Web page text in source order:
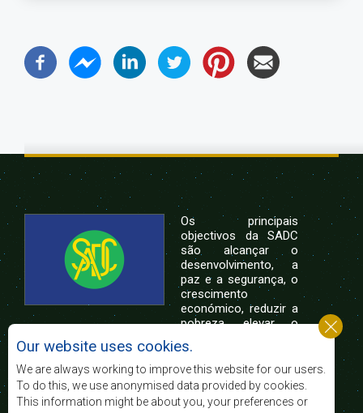
Os principais
objectivos da SADC
são alcançar o
desenvolvimento, a
paz e a segurança, o
crescimento
económico, reduzir a
pobreza, elevar o
nível e a qualidade de vida das populações da
África Austral, e apoiar as camadas sociais
desfavorecidas mediante a integração regional,
assente nos princípios democráticos e no
desenvolvimento equitativo e sustentável.
Our website uses cookies.
We are always working to improve this website for our users.
To do this, we use anonymised data provided by cookies.
This information might be about you, your preferences or